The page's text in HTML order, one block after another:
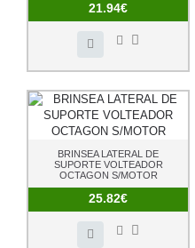
21.94€
BRINSEA LATERAL DE
SUPORTE VOLTEADOR
OCTAGON S/MOTOR
25.82€